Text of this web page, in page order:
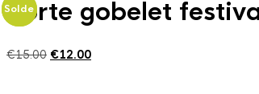
Porte gobelet
€15.00 Le
€12.00Le
Solde
Solde